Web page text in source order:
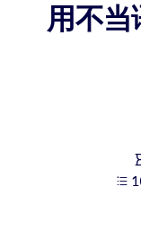
obtener mejores
Enriquezca su
empresariales
用不当